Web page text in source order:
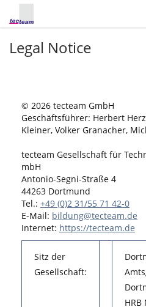
Legal Notice
© 2026 tecteam GmbH
Geschäftsführer: Herbert
Kleiner, Volker Granacher,
tecteam Gesellschaft für
mbH
Antonio-Segni-Straße 4
44263 Dortmund
Tel.: +49 (0)2 31/55 71 42-0
E-Mail: bildung@tecteam.de
Internet: https://tecteam.de
Sitz der
Gesellschaft:
HRB